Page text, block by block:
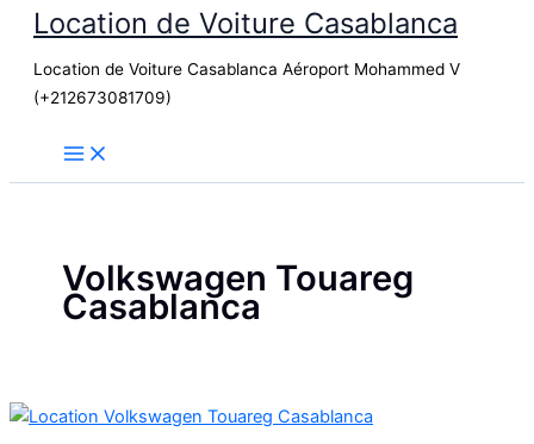
contenu
Location de Voiture Casablanca
Location de Voiture Casablanca Aéroport Mohammed V
(+212673081709)
Volkswagen Touareg
Casablanca